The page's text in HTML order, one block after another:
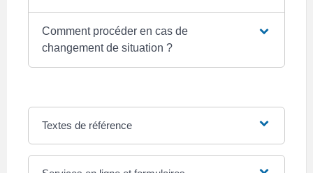
Comment procéder en cas de
changement de situation ?
Textes de référence